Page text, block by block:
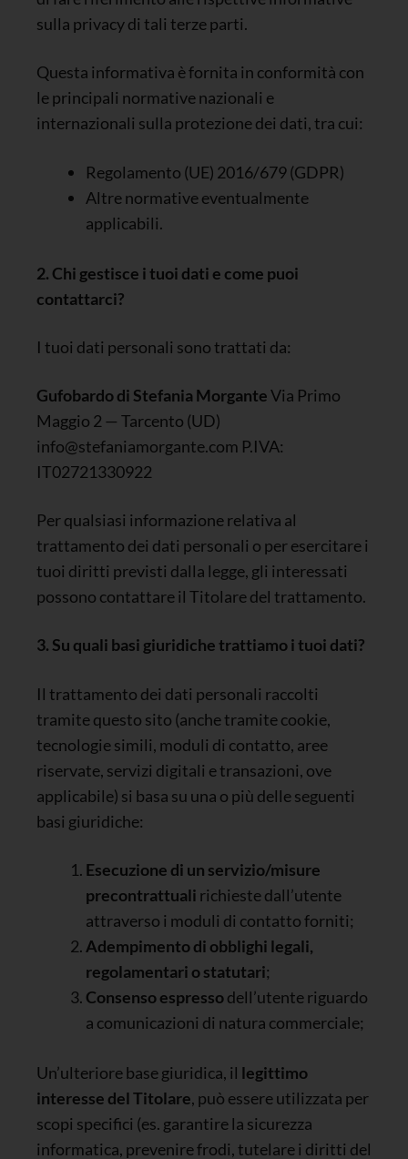
sulla privacy di tali terze parti.
Questa informativa è fornita in conformità con
le principali normative nazionali e
internazionali sulla protezione dei dati, tra cui:
Regolamento (UE) 2016/679 (GDPR)
Altre normative eventualmente
applicabili.
2. Chi gestisce i tuoi dati e come puoi
contattarci?
I tuoi dati personali sono trattati da:
Gufobardo di Stefania MorganteVia Primo
Maggio 2 — Tarcento (UD)
info@stefaniamorgante.com P.IVA:
IT02721330922
Per qualsiasi informazione relativa al
trattamento dei dati personali o per esercitare i
tuoi diritti previsti dalla legge, gli interessati
possono contattare il Titolare del trattamento.
3. Su quali basi giuridiche trattiamo i tuoi dati?
Il trattamento dei dati personali raccolti
tramite questo sito (anche tramite cookie,
tecnologie simili, moduli di contatto, aree
riservate, servizi digitali e transazioni, ove
applicabile) si basa su una o più delle seguenti
basi giuridiche:
Esecuzione di un servizio/misure
precontrattuali richieste dall’utente
attraverso i moduli di contatto forniti;
Adempimento di obblighi legali,
regolamentari o statutari;
Consenso espressodell’utente riguardo
a comunicazioni di natura commerciale;
Un’ulteriore base giuridica, il legittimo
interesse del Titolare, può essere utilizzata per
scopi specifici (es. garantire la sicurezza
informatica, prevenire frodi, tutelare i diritti del
cookies.
You can accept, reject, or customize the
without accepting.
your personal data may be collected for
the purpose of personalizing and
advertising.
Accept
Refuse